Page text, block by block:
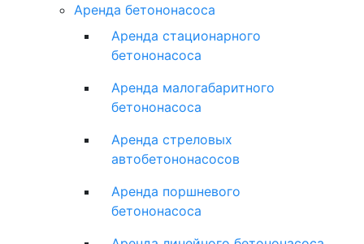
Аренда бетононасоса
Аренда стационарного
бетононасоса
Аренда малогабаритного
бетононасоса
Аренда стреловых
автобетононасосов
Аренда поршневого
бетононасоса